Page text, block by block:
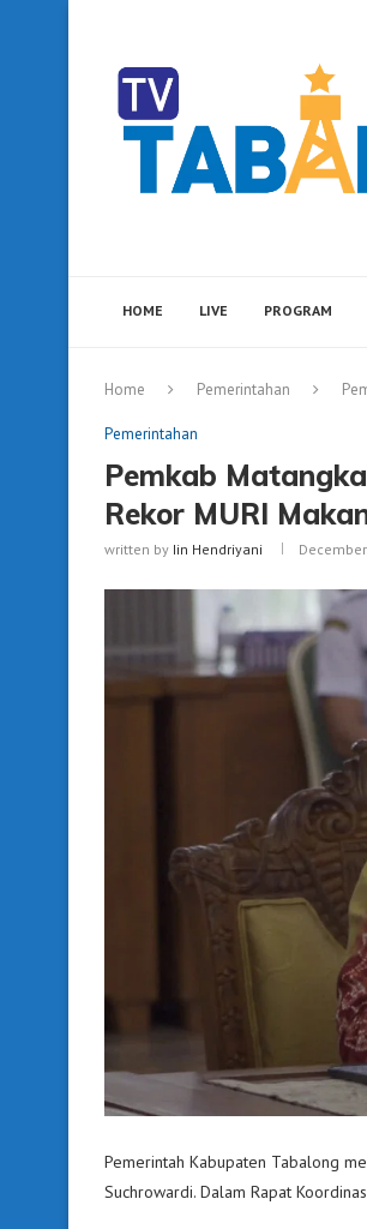
HOME LIVE PROGRAM
Home Pemerintahan
Pemerintahan
Pemkab
Rekor MURI
written by Iin Hendriyani
Pemerintah Kabupaten Tabalong
Suchrowardi. Dalam Rapat